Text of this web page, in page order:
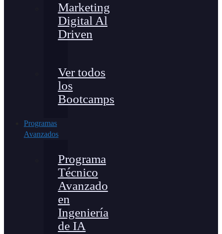
Marketing
Digital Al
Driven
Ver todos
los
Bootcamps
Programas
Avanzados
Programa
Técnico
Avanzado
en
Ingeniería
de IA